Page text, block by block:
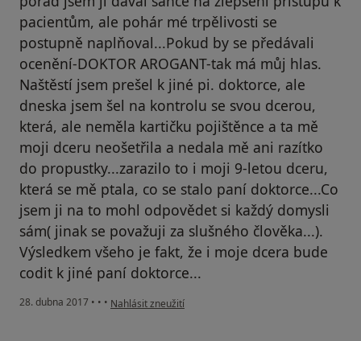
pacientům, ale pohár mé trpělivosti se
postupně naplňoval...Pokud by se předávali
ocenění-DOKTOR AROGANT-tak má můj hlas.
Naštěstí jsem prešel k jiné pi. doktorce, ale
dneska jsem šel na kontrolu se svou dcerou,
která, ale neměla kartičku pojištěnce a ta mě
moji dceru neošetřila a nedala mě ani razítko
do propustky...zarazilo to i moji 9-letou dceru,
která se mě ptala, co se stalo paní doktorce...Co
jsem ji na to mohl odpovědet si každý domysli
sám( jinak se považuji za slušného člověka...).
Výsledkem všeho je fakt, že i moje dcera bude
codit k jiné paní doktorce...
28. dubna 2017 • • • podle názoru uživatele Váš účet byl odstraněn
Nahlásit zneužití